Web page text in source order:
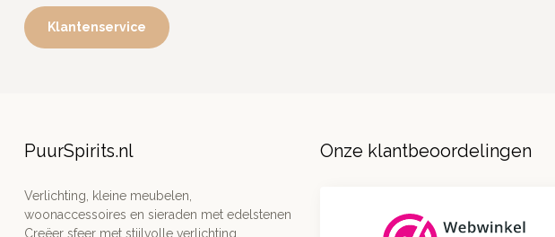
Klantenservice
PuurSpirits.nl
Verlichting, kleine meubelen,
woonaccessoires en sieraden met edelstenen
Creëer sfeer met stijlvolle verlichting,
Onze klantbeoordelingen